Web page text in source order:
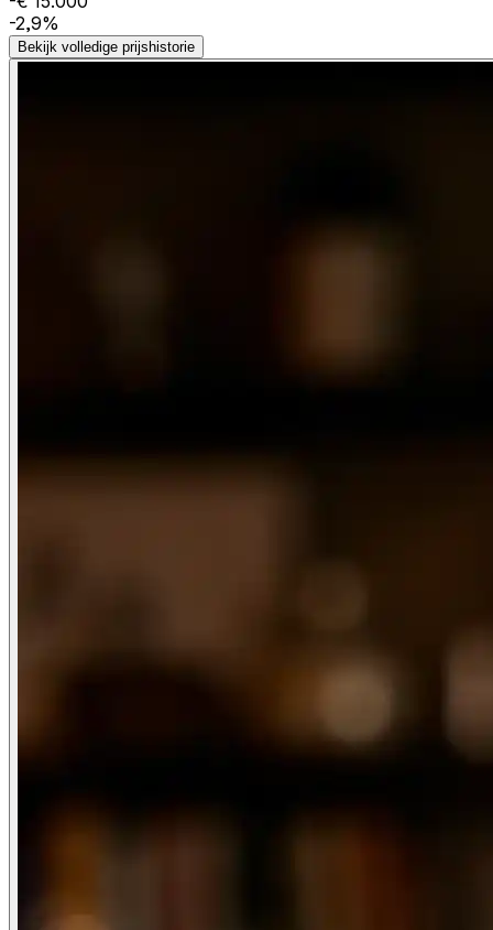
-2,9%
Bekijk volledige prijshistorie